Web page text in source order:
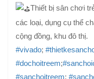
Thiết bị sân chơi
các loại, dụng cụ thể
cộng đồng, khu đô thị.
#vivado;
#dochoitreem;
#sanchoitreem;